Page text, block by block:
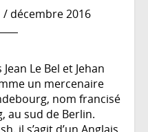
/ décembre 2016
Le Bel et Jehan
un mercenaire
nom francisé
au sud de Berlin.